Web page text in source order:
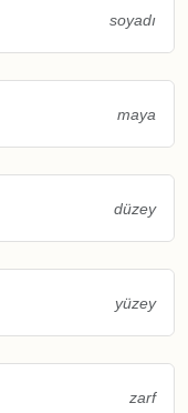
soyadı
maya
düzey
yüzey
zarf